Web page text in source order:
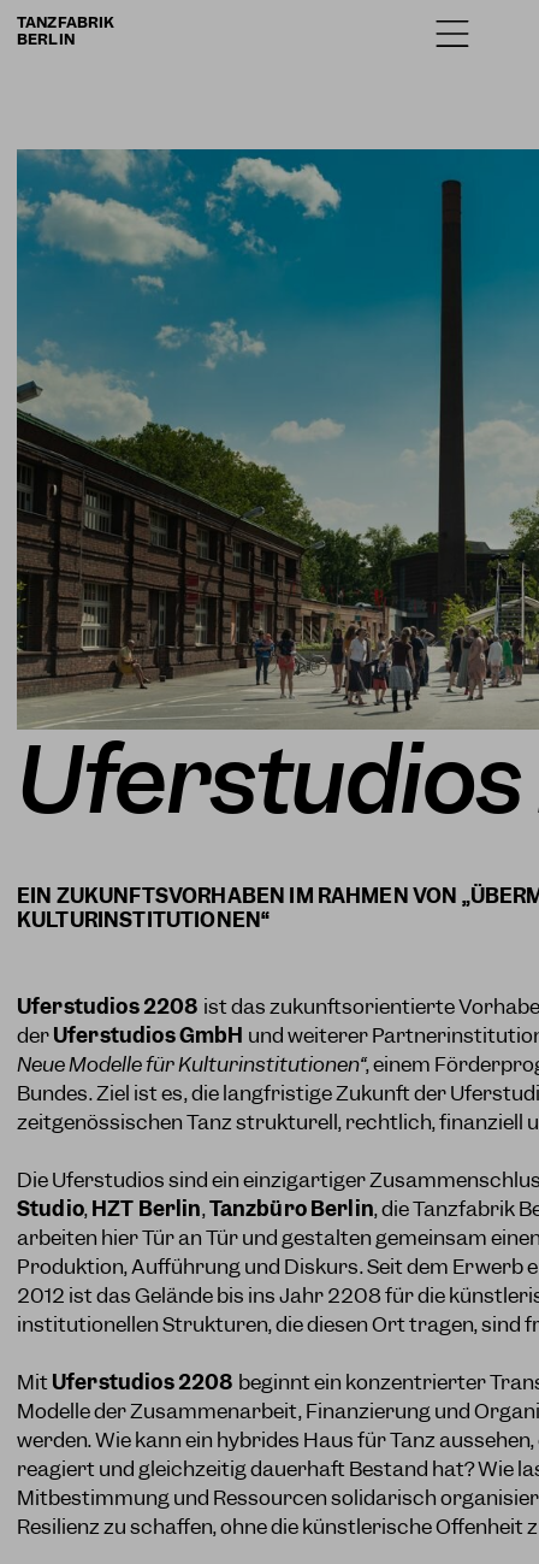
TANZFABRIK
BERLIN
EIN ZUKUNFTSVORHABEN IM RAHMEN VON
Uferstudios 2208 ist das zukunftsorientierte
derUferstudios GmbH und weiterer
Neue Modelle für Kulturinstitutionen“, einem
Bundes. Ziel ist es, die langfristige Zukunft der
zeitgenössischen Tanz strukturell, rechtlich, finanziell
Die Uferstudios sind ein einzigartiger
Studio,HZT Berlin,Tanzbüro Berlin, die Tanzfabrik
arbeiten hier Tür an Tür und gestalten gemeinsam
Produktion, Aufführung und Diskurs. Seit dem Erwerb
2012 ist das Gelände bis ins Jahr 2208 für die
institutionellen Strukturen, die diesen Ort tragen, sind
MitUferstudios 2208 beginnt ein konzentrierter
Modelle der Zusammenarbeit, Finanzierung und
werden. Wie kann ein hybrides Haus für Tanz
reagiert und gleichzeitig dauerhaft Bestand hat? Wie
Mitbestimmung und Ressourcen solidarisch
Resilienz zu schaffen, ohne die künstlerische Offenheit